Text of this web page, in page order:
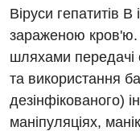
Гастроентерологія
Гінекологічне
Денний стаціонар
Дерматовенерологія
Віруси гепатитів
зараженою
шляхами передачі
та використання
дезінфікованого)
маніпуляціях,